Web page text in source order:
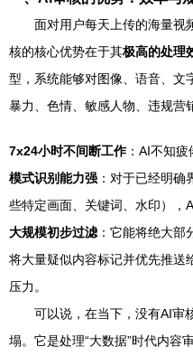
面对用户每天上传的海量视
核的核心优势在于其极高的处理
型，系统能够对图像、语音、文
暴力、色情、敏感人物、违规营
7x24小时不间断工作：AI不知疲
模式识别能力强 ：对于已经明
些特定画面、关键词、水印），
大规模初步过滤 ：它能将绝大
将大量疑似内容标记并优先推送
压力。
可以说，在当下，没有AI审
塌。它是处理“大数据”时代内容